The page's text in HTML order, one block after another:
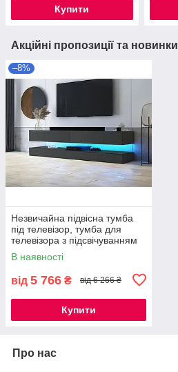
Купити
Акційні пропозиції та новинки
–8%
Незвичайна підвісна тумба
під телевізор, тумба для
телевізора з підсвічуванням
еко дизайн Fly ММ 140 см
В наявності
від 5 766 ₴ від 6 266 ₴
Купити
Про нас